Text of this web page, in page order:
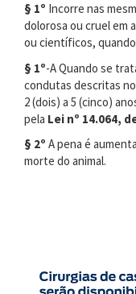
§ 1º Incorre nas
dolorosa ou cruel em
ou científicos,
§ 1º-A Quando se
condutas descritas
2 (dois) a 5 (cinco)
pela Lei nº 14.064,
§ 2º A pena é
morte do animal.